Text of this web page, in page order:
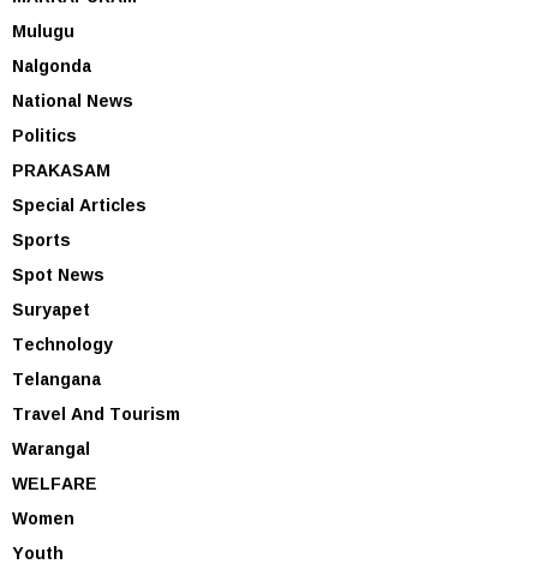
Mulugu
Nalgonda
National News
Politics
PRAKASAM
Special Articles
Sports
Spot News
Suryapet
Technology
Telangana
Travel And Tourism
Warangal
WELFARE
Women
Youth